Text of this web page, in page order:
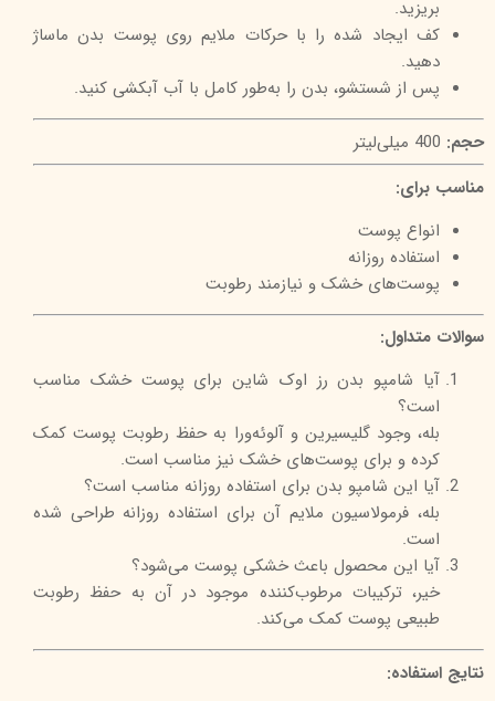
بریزید.
کف ایجاد شده را با حرکات ملایم روی پوست بدن ماساژ
دهید.
پس از شستشو، بدن را به‌طور کامل با آب آبکشی کنید.
حجم:
مناسب برای:
انواع پوست
استفاده روزانه
پوست‌های خشک و نیازمند رطوبت
سوالات متداول:
آیا شامپو بدن رز اوک شاین برای پوست خشک مناسب
است؟
بله، وجود گلیسیرین و آلوئه‌ورا به حفظ رطوبت پوست کمک
کرده و برای پوست‌های خشک نیز مناسب است.
آیا این شامپو بدن برای استفاده روزانه مناسب است؟
بله، فرمولاسیون ملایم آن برای استفاده روزانه طراحی شده
است.
آیا این محصول باعث خشکی پوست می‌شود؟
خیر، ترکیبات مرطوب‌کننده موجود در آن به حفظ رطوبت
طبیعی پوست کمک می‌کند.
نتایج استفاده: